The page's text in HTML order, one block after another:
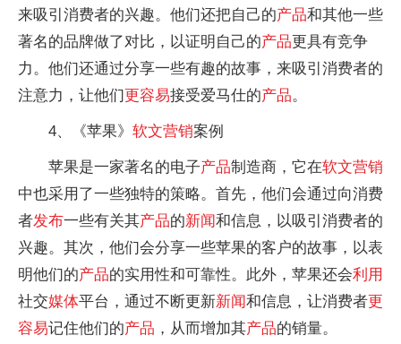
来吸引消费者的兴趣。他们还把自己的产品和其他一些
著名的品牌做了对比，以证明自己的产品更具有竞争
力。他们还通过分享一些有趣的故事，来吸引消费者的
注意力，让他们更容易接受爱马仕的产品。
4、《苹果》 软文营销案例
苹果是一家著名的电子产品制造商，它在软文营销
中也采用了一些独特的策略。首先，他们会通过向消费
者发布一些有关其产品的新闻和信息，以吸引消费者的
兴趣。其次，他们会分享一些苹果的客户的故事，以表
明他们的产品的实用性和可靠性。此外，苹果还会利用
社交媒体平台，通过不断更新新闻和信息，让消费者更
容易记住他们的产品 ，从而增加其产品的销量。